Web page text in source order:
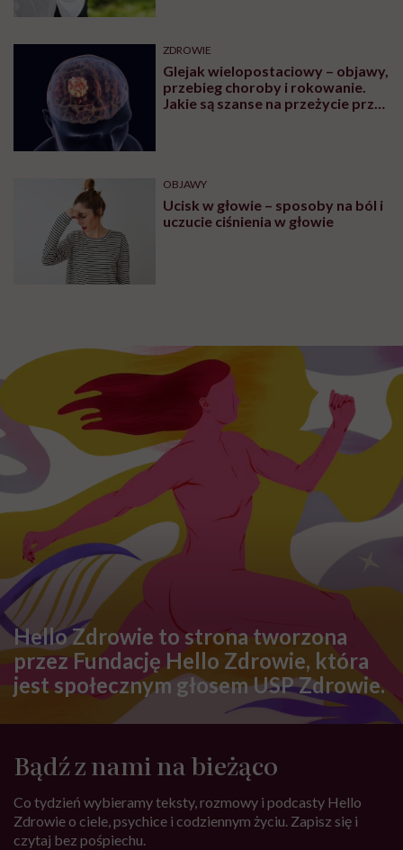
ZDROWIE
Glejak wielopostaciowy – objawy,
przebieg choroby i rokowanie.
Jakie są szanse na przeżycie przy
OBJAWY
Ucisk w głowie – sposoby na ból i
uczucie ciśnienia w głowie
Hello Zdrowie to strona tworzona
przez Fundację Hello Zdrowie, która
jest społecznym głosem USP Zdrowie.
Bądź z nami na bieżąco
Co tydzień wybieramy teksty, rozmowy i podcasty Hello
Zdrowie o ciele, psychice i codziennym życiu. Zapisz się i
czytaj bez pośpiechu.